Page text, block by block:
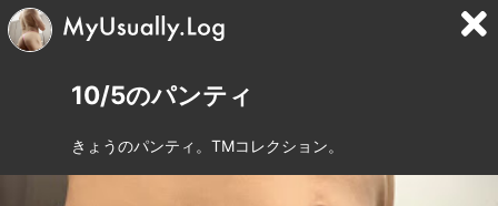
10/5のパンティ
きょうのパンティ。TMコレクション。